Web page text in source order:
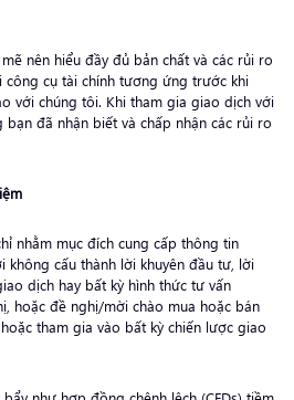
nên hiểu đầy đủ bản chất và các rủi ro
công cụ tài chính tương ứng trước khi
với chúng tôi. Khi tham gia giao dịch với
bạn đã nhận biết và chấp nhận các rủi ro
nhằm mục đích cung cấp thông tin
không cấu thành lời khuyên đầu tư, lời
dịch hay bất kỳ hình thức tư vấn
hoặc đề nghị/mời chào mua hoặc bán
tham gia vào bất kỳ chiến lược giao